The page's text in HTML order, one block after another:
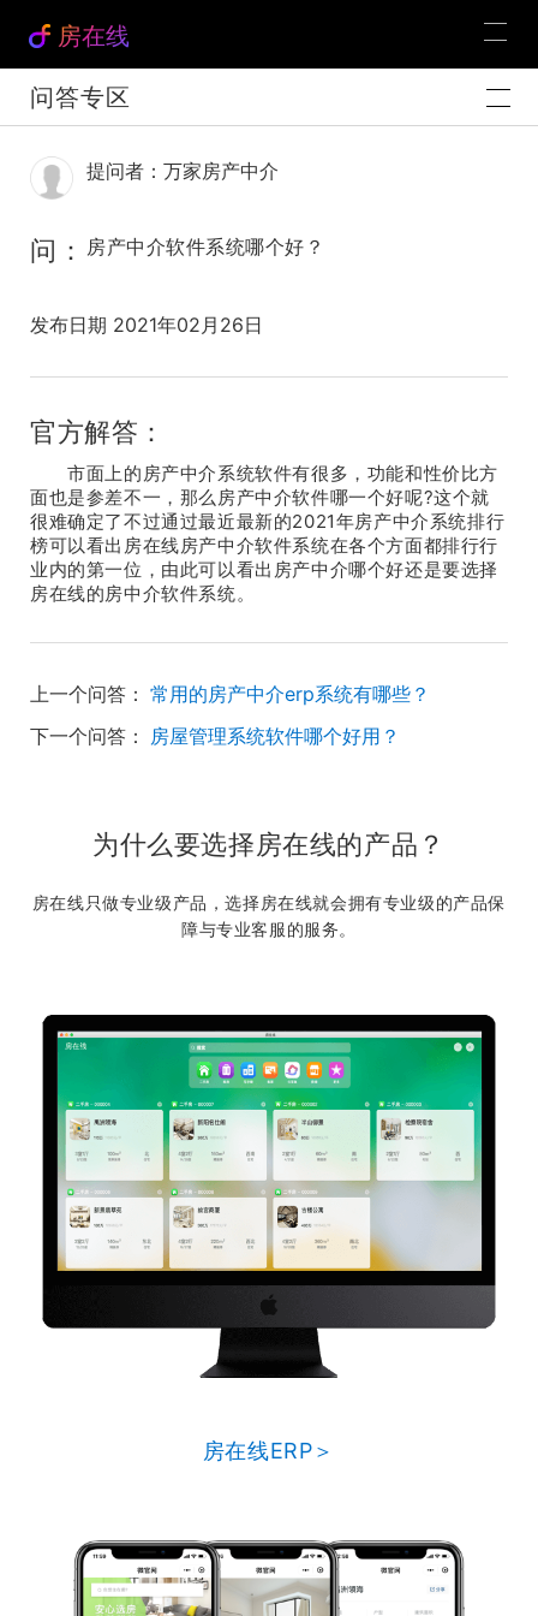
房在线
问答专区
提问者：万家房产中介
问： 房产中介软件系统哪个好？
发布日期 2021年02月26日
官方解答：
市面上的房产中介系统软件有很多，功能和性价比方
面也是参差不一，那么房产中介软件哪一个好呢?这个就
很难确定了不过通过最近最新的2021年房产中介系统排行
榜可以看出房在线房产中介软件系统在各个方面都排行行
业内的第一位，由此可以看出房产中介哪个好还是要选择
房在线的房中介软件系统。
上一个问答： 常用的房产中介erp系统有哪些？
下一个问答： 房屋管理系统软件哪个好用？
为什么要选择房在线的产品？
房在线只做专业级产品，选择房在线就会拥有专业级的产品保
障与专业客服的服务。
房在线ERP＞